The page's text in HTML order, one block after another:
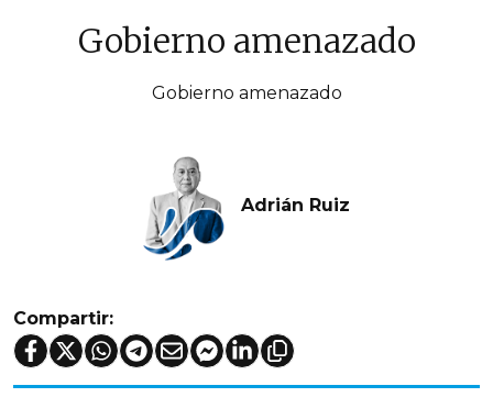
Gobierno amenazado
Gobierno amenazado
Adrián Ruiz
Compartir: